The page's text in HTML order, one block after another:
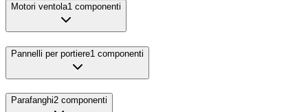
Motori ventola1 componenti
Pannelli per portiere1 componenti
Parafanghi2 componenti